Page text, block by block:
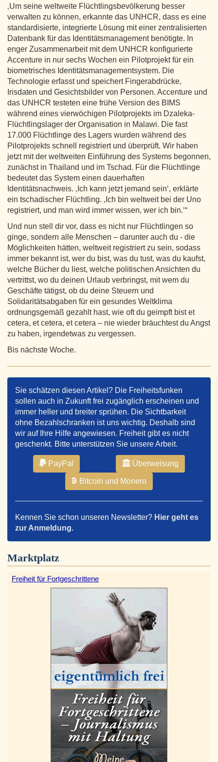
‚Um seine weltweite Flüchtlingsbevölkerung besser
verwalten zu können, erkannte das UNHCR, dass es eine
standardisierte, integrierte Lösung mit einer zentralisierten
Datenbank für das Identitätsmanagement benötigte. In
enger Zusammenarbeit mit dem UNHCR konfigurierte
Accenture in nur sechs Wochen ein Pilotprojekt für ein
biometrisches Identitätsmanagementsystem. Die
Technologie erfasst und speichert Fingerabdrücke,
Irisdaten und Gesichtsbilder von Personen. Accenture und
das UNHCR testeten eine frühe Version des BIMS
während eines vierwöchigen Pilotprojekts im Dzaleka-
Flüchtlingslager der Organisation in Malawi. Die fast
17.000 Flüchtlinge des Lagers wurden während des
Pilotprojekts schnell registriert und überprüft. Wir haben
jetzt mit der weltweiten Einführung des Systems begonnen,
zunächst in Thailand und im Tschad. Für die Flüchtlinge
bedeutet das System einen dauerhaften
Identitätsnachweis. ‚Ich kann jetzt jemand sein‘, erklärte
ein tschadischer Flüchtling. ‚Ich bin weltweit bei der Uno
registriert, und man wird immer wissen, wer ich bin.‘“
Und nun stell dir vor, dass es nicht nur Flüchtlingen so
ginge, sondern alle Menschen – darunter auch du - die
Möglichkeiten hätten, weltweit registriert zu sein, sodass
immer bekannt ist, wer du bist, was du tust, was du kaufst,
welche Bücher du liest, welche politischen Ansichten du
vertrittst, wo du deinen Urlaub verbringst, mit wem du
Geschäfte tätigst, ob du deine Steuern und
Solidaritätsabgaben für ein gesundes Weltklima
ordnungsgemäß gezahlt hast, wie oft du geimpft bist et
cetera, et cetera, et cetera – nie wieder bräuchtest du Angst
zu haben, irgendetwas zu vergessen.
Bis nächste Woche.
Sie schätzen diesen Artikel? Die Freiheitsfunken
sollen auch in Zukunft frei zugänglich erscheinen und
immer heller und breiter sprühen. Die Sichtbarkeit
ohne Bezahlschranken ist uns wichtig. Deshalb sind
wir auf Ihre Hilfe angewiesen. Freiheit gibt es nicht
geschenkt. Bitte unterstützen Sie unsere Arbeit.
PayPal Überweisung
Bitcoin und Monero
Kennen Sie schon unseren Newsletter? Hier geht es
zur Anmeldung.
Marktplatz
Freiheit für Fortgeschrittene